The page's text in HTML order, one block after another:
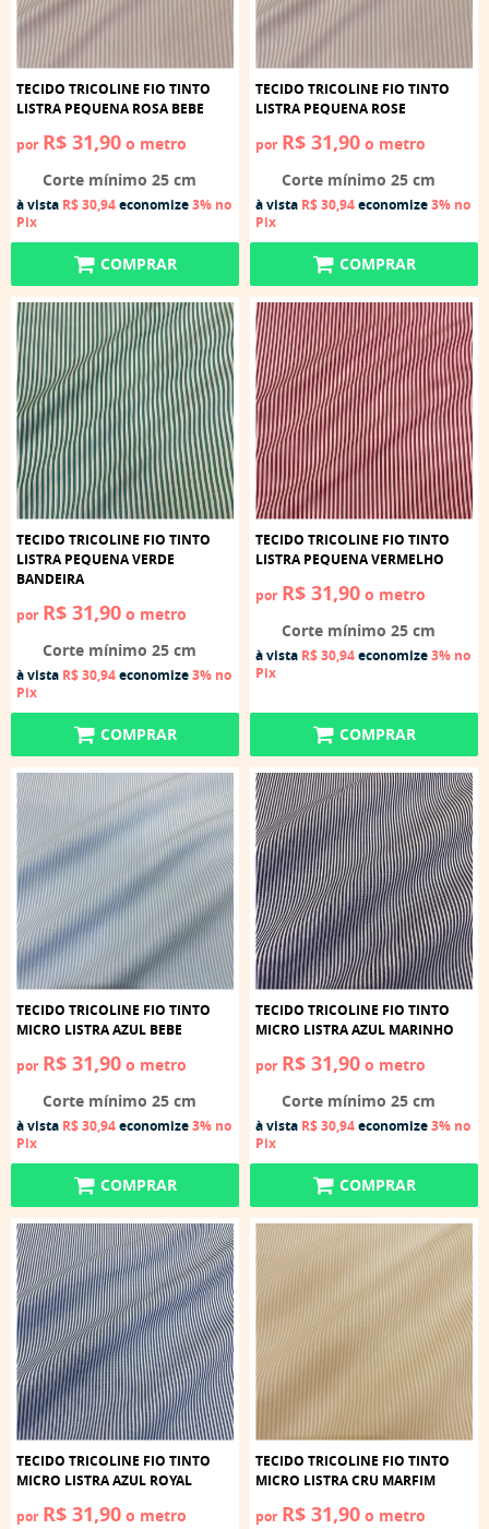
TECIDO TRICOLINE FIO TINTO
LISTRA PEQUENA ROSA BEBE
por R$ 31,90 o metro
Corte mínimo 25 cm
à vista R$ 30,94economize3% no
Pix
COMPRAR
TECIDO TRICOLINE FIO TINTO
LISTRA PEQUENA ROSE
por R$ 31,90 o metro
Corte mínimo 25 cm
à vista R$ 30,94economize3% no
Pix
COMPRAR
TECIDO TRICOLINE FIO TINTO
LISTRA PEQUENA VERDE
BANDEIRA
por R$ 31,90 o metro
Corte mínimo 25 cm
à vista R$ 30,94economize3% no
Pix
COMPRAR
TECIDO TRICOLINE FIO TINTO
LISTRA PEQUENA VERMELHO
por R$ 31,90 o metro
Corte mínimo 25 cm
à vista R$ 30,94economize3% no
Pix
COMPRAR
TECIDO TRICOLINE FIO TINTO
MICRO LISTRA AZUL BEBE
por R$ 31,90 o metro
Corte mínimo 25 cm
à vista R$ 30,94economize3% no
Pix
COMPRAR
TECIDO TRICOLINE FIO TINTO
MICRO LISTRA AZUL MARINHO
por R$ 31,90 o metro
Corte mínimo 25 cm
à vista R$ 30,94economize3% no
Pix
COMPRAR
TECIDO TRICOLINE FIO TINTO
MICRO LISTRA AZUL ROYAL
por R$ 31,90 o metro
TECIDO TRICOLINE FIO TINTO
MICRO LISTRA CRU MARFIM
por R$ 31,90 o metro